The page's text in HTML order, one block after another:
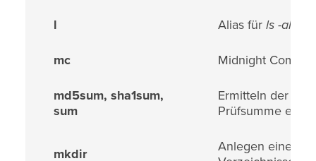
l Alias für ls -alF
mc Midnight
md5sum, sha1sum,
sum
Ermitteln der
Prüfsumme
mkdir
Anlegen eines